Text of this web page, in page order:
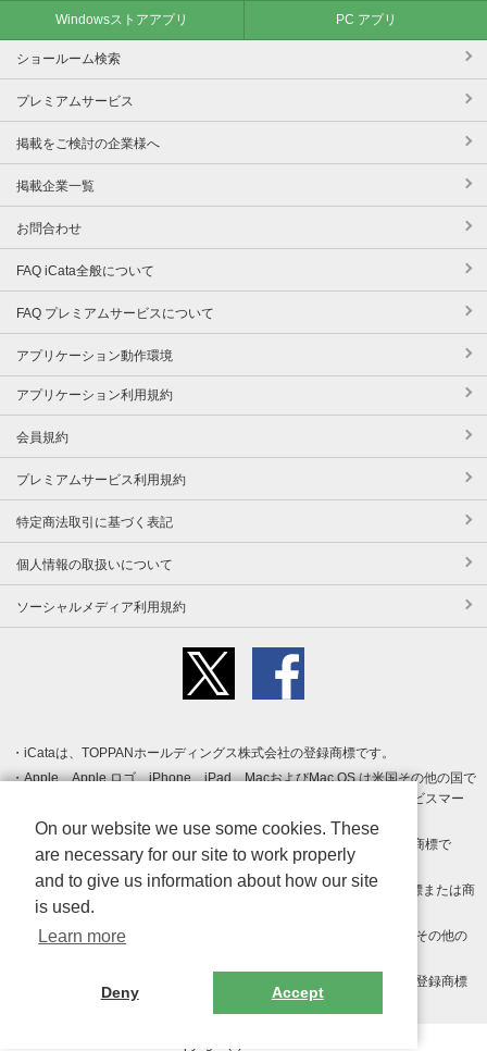
Windowsストアアプリ PC アプリ
ショールーム検索
プレミアムサービス
掲載をご検討の企業様へ
掲載企業一覧
お問合わせ
FAQ iCata全般について
FAQ プレミアムサービスについて
アプリケーション動作環境
アプリケーション利用規約
会員規約
プレミアムサービス利用規約
特定商法取引に基づく表記
個人情報の取扱いについて
ソーシャルメディア利用規約
iCataは、TOPPANホールディングス株式会社の登録商標です。
Apple、Apple ロゴ、iPhone、iPad、MacおよびMac OS は米国その他の国で
登録された Apple Inc. の商標です。App Store は Apple Inc. のサービスマー
クです。
Android、Google Play および Google Play ロゴ は Google LLC の商標で
す。
Windows は Microsoft Inc.の米国およびその他の国における登録商標または商
標です。
Adobe、Adobe Reader、Adobe PDF は、Adobe Inc.の米国およびその他の
その他、記載されている会社名、商品名、ロゴは各社の商標または登録商標
On our website we use some cookies. These
are necessary for our site to work properly
and to give us information about how our site
is used.
Learn more
Deny Accept